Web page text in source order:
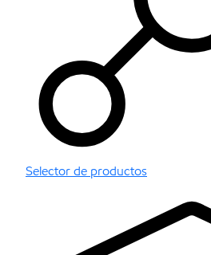
Selector de productos